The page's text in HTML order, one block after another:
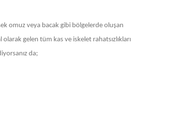
omuz veya bacak gibi bölgelerde oluşan
gelen tüm kas ve iskelet rahatsızlıkları
da;